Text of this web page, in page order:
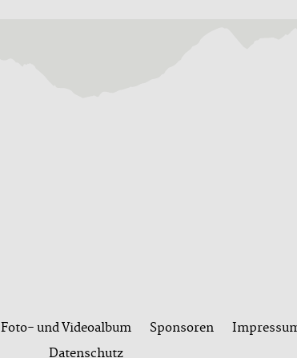
Foto- und Videoalbum Sponsoren